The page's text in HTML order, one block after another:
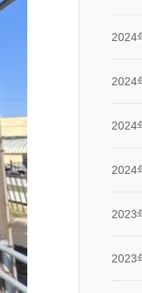
2024
2024
2024
2024
2023
2023